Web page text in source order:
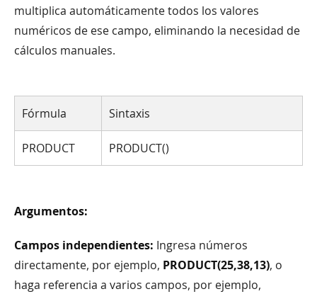
multiplica automáticamente todos los valores
numéricos de ese campo, eliminando la necesidad de
cálculos manuales.
Fórmula Sintaxis
PRODUCT PRODUCT()
Argumentos:
Campos independientes: Ingresa números
directamente, por ejemplo, PRODUCT(25,38,13), o
haga referencia a varios campos, por ejemplo,